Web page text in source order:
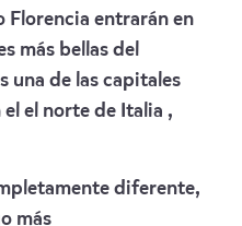
Florencia entrarán en
más bellas del
una de las capitales
el norte de Italia ,
diferente,
más